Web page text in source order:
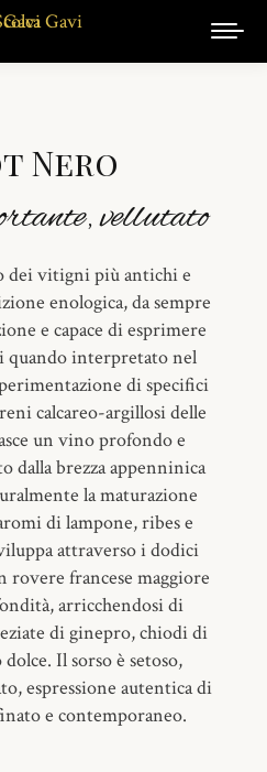
Nero
vellutato
dei vitigni più antichi e
enologica, da sempre
e capace di esprimere
interpretato nel
di specifici
calcareo-argillosi delle
un vino profondo e
dalla brezza appenninica
la maturazione
di lampone, ribes e
attraverso i dodici
francese maggiore
arricchendosi di
di ginepro, chiodi di
Il sorso è setoso,
espressione autentica di
e contemporaneo.